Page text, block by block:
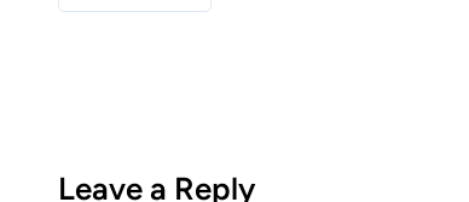
Leave a Reply